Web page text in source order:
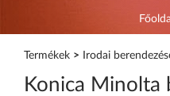
Főoldal
Termékek > Irodai
Konica Minolta